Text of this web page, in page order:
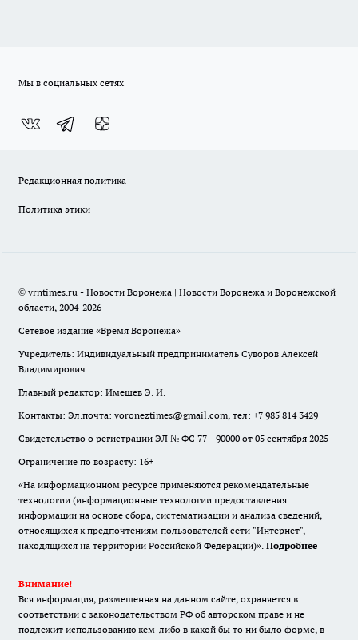
Мы в социальных сетях
Редакционная политика
Политика этики
© vrntimes.ru - Новости Воронежа | Новости Воронежа и Воронежской
области, 2004-2026
Сетевое издание «Время Воронежа»
Учредитель: Индивидуальный предприниматель Суворов Алексей
Владимирович
Главный редактор: Имешев Э. И.
Контакты: Эл.почта: voroneztimes@gmail.com, тел: +7 985 814 3429
Свидетельство о регистрации ЭЛ № ФС 77 - 90000 от 05 сентября 2025
Ограничение по возрасту: 16+
«На информационном ресурсе применяются рекомендательные
технологии (информационные технологии предоставления
информации на основе сбора, систематизации и анализа сведений,
относящихся к предпочтениям пользователей сети "Интернет",
находящихся на территории Российской Федерации)». Подробнее
Внимание!
Вся информация, размещенная на данном сайте, охраняется в
соответствии с законодательством РФ об авторском праве и не
подлежит использованию кем-либо в какой бы то ни было форме, в